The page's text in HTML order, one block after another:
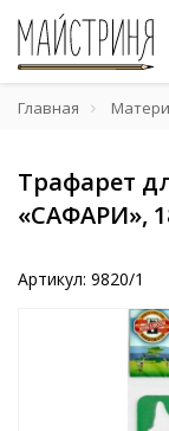
Главная
Трафарет
«САФАРИ»,
Артикул: 9820/1